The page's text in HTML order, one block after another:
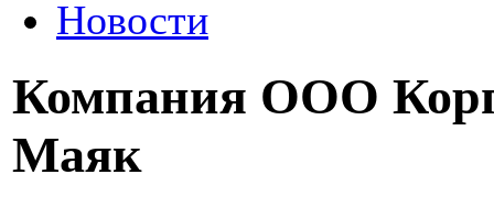
Новости
Компания ООО
Маяк